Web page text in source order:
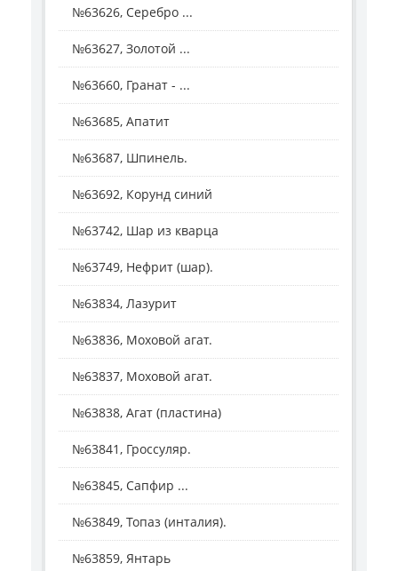
№63626, Серебро ...
№63627, Золотой ...
№63660, Гранат - ...
№63685, Апатит
№63687, Шпинель.
№63692, Корунд синий
№63742, Шар из кварца
№63749, Нефрит (шар).
№63834, Лазурит
№63836, Моховой агат.
№63837, Моховой агат.
№63838, Агат (пластина)
№63841, Гроссуляр.
№63845, Сапфир ...
№63849, Топаз (инталия).
№63859, Янтарь